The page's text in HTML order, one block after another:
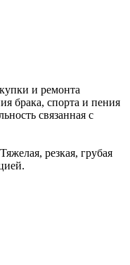
и ремонта
брака, спорта и пения
связанная с
резкая, грубая